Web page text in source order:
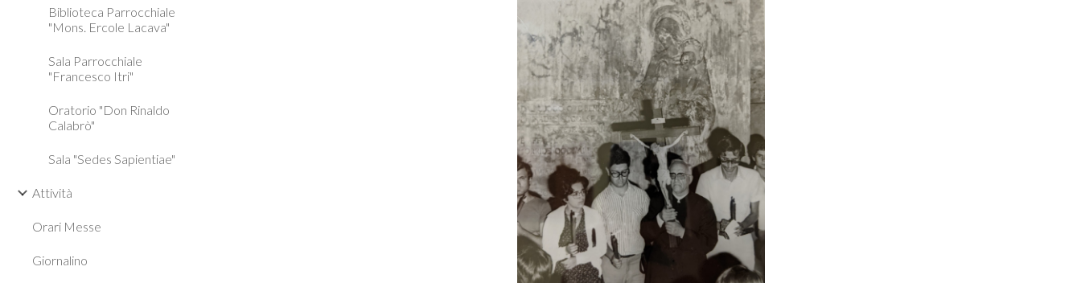
Biblioteca Parrocchiale
"Mons. Ercole Lacava"
Sala Parrocchiale
"Francesco Itri"
Oratorio "Don Rinaldo
Calabrò"
Sala "Sedes Sapientiae"
Attività
Orari Messe
Giornalino